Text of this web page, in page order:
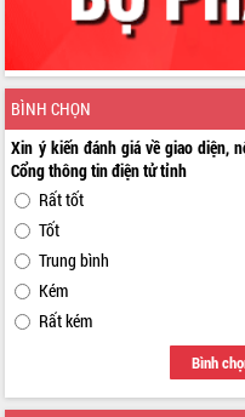
BÌNH CHỌN
Xin ý kiến đánh giá về giao diện,
Cổng thông tin điện tử tỉnh
Rất tốt
Tốt
Trung bình
Kém
Rất kém
Bình